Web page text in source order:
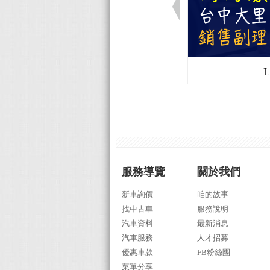
服務導覽
新車詢價
找中古車
汽車資料
汽車服務
優惠車款
菜單分享
關於我們
咱的故事
服務說明
最新消息
人才招募
FB粉絲團